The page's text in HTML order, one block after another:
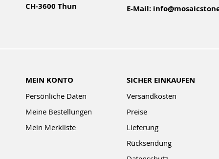
CH-3600 Thun
E-Mail:
MEIN KONTO
Persönliche Daten
Meine Bestellungen
Mein Merkliste
SICHER EINKAUFEN
Versandkosten
Preise
Lieferung
Rücksendung